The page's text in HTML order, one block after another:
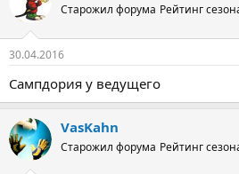
Старожил форума Рейтинг
30.04.2016
Сампдория у ведущего
VasKahn
Старожил форума Рейтинг